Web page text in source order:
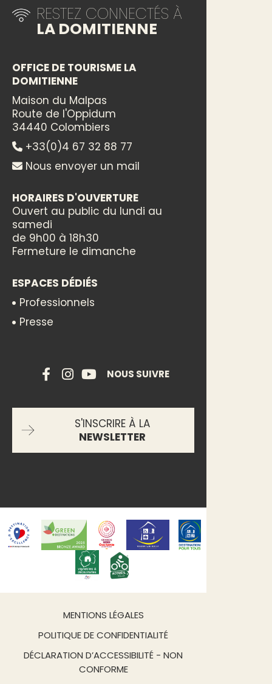
RESTEZ CONNECTÉS À
LA DOMITIENNE
OFFICE DE TOURISME LA
DOMITIENNE
Maison du Malpas
Route de l'Oppidum
34440 Colombiers
+33(0)4 67 32 88 77
Nous envoyer un mail
HORAIRES D'OUVERTURE
Ouvert au public du lundi au
samedi
de 9h00 à 18h30
Fermeture le dimanche
ESPACES DÉDIÉS
Professionnels
Presse
NOUS SUIVRE
S'INSCRIRE À LA
NEWSLETTER
MENTIONS LÉGALES
POLITIQUE DE CONFIDENTIALITÉ
DÉCLARATION D’ACCESSIBILITÉ - NON
CONFORME